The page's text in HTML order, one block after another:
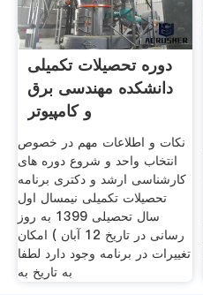
دوره تحصیلات تکمیلی
دانشکده مهندسی برق
و کامپیوتر
نکات و اطلاعات مهم در خصوص
انتخاب واحد و شروع دوره های
کارشناسی ارشد و دکتری برنامه
تحصیلات تکمیلی نیمسال اول
سال تحصیلی 1399 به روز
رسانی در تاریخ 12 آبان ) اﻣﻜﺎن
ﺗﻐﻴﻴﺮات در ﺑﺮﻧﺎﻣﻪ وﺟﻮد دارد ﻟﻄﻔﺎ
ﺑﻪ ﺗﺎرﻳﺦ ﺑﻪ